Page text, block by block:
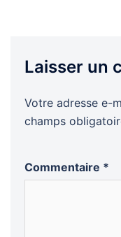
Laisser un
Votre adresse e-
champs
Commentaire *